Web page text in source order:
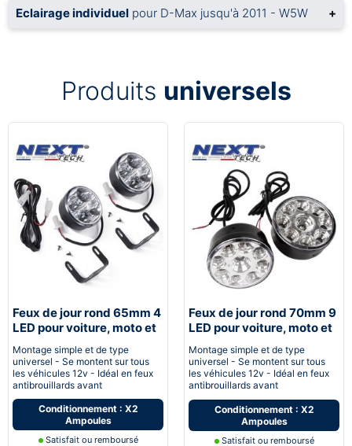
Eclairage individuel pour D-Max jusqu'à 2011 - W5W +
Produits universels
Feux de jour rond 65mm 4
LED pour voiture, moto et
Montage simple et de type
universel - Se montent sur tous
les véhicules 12v - Idéal en feux
antibrouillards avant
Conditionnement : X2
Ampoules
Satisfait ou remboursé
Feux de jour rond 70mm 9
LED pour voiture, moto et
Montage simple et de type
universel - Se montent sur tous
les véhicules 12v - Idéal en feux
antibrouillards avant
Conditionnement : X2
Ampoules
Satisfait ou remboursé